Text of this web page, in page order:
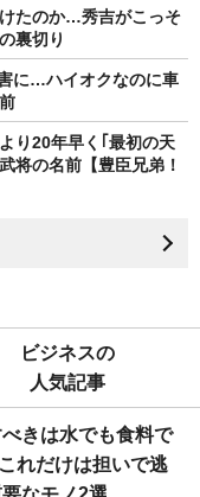
たのか…秀吉がこっそ
裏切り
に…ハイオクなのに車
り20年早く｢最初の天
将の名前【豊臣兄弟！
ビジネスの
人気記事
きは水でも食料で
れだけは担いで逃